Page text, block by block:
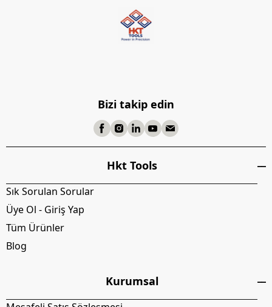
Bizi takip edin
Hkt Tools
Sık Sorulan Sorular
Üye Ol - Giriş Yap
Tüm Ürünler
Blog
Kurumsal